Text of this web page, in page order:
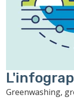
Greenwashing,